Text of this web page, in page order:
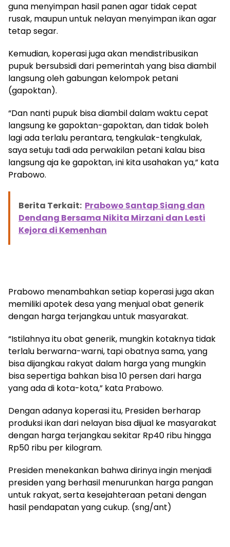
guna menyimpan hasil panen agar tidak cepat
rusak, maupun untuk nelayan menyimpan ikan agar
tetap segar.
Kemudian, koperasi juga akan mendistribusikan
pupuk bersubsidi dari pemerintah yang bisa diambil
langsung oleh gabungan kelompok petani
(gapoktan).
“Dan nanti pupuk bisa diambil dalam waktu cepat
langsung ke gapoktan-gapoktan, dan tidak boleh
lagi ada terlalu perantara, tengkulak-tengkulak,
saya setuju tadi ada perwakilan petani kalau bisa
langsung aja ke gapoktan, ini kita usahakan ya,” kata
Prabowo.
Berita Terkait: Prabowo Santap Siang dan
Dendang Bersama Nikita Mirzani dan Lesti
Kejora di Kemenhan
Prabowo menambahkan setiap koperasi juga akan
memiliki apotek desa yang menjual obat generik
dengan harga terjangkau untuk masyarakat.
“Istilahnya itu obat generik, mungkin kotaknya tidak
terlalu berwarna-warni, tapi obatnya sama, yang
bisa dijangkau rakyat dalam harga yang mungkin
bisa sepertiga bahkan bisa 10 persen dari harga
yang ada di kota-kota,” kata Prabowo.
Dengan adanya koperasi itu, Presiden berharap
produksi ikan dari nelayan bisa dijual ke masyarakat
dengan harga terjangkau sekitar Rp40 ribu hingga
Rp50 ribu per kilogram.
Presiden menekankan bahwa dirinya ingin menjadi
presiden yang berhasil menurunkan harga pangan
untuk rakyat, serta kesejahteraan petani dengan
hasil pendapatan yang cukup. (sng/ant)